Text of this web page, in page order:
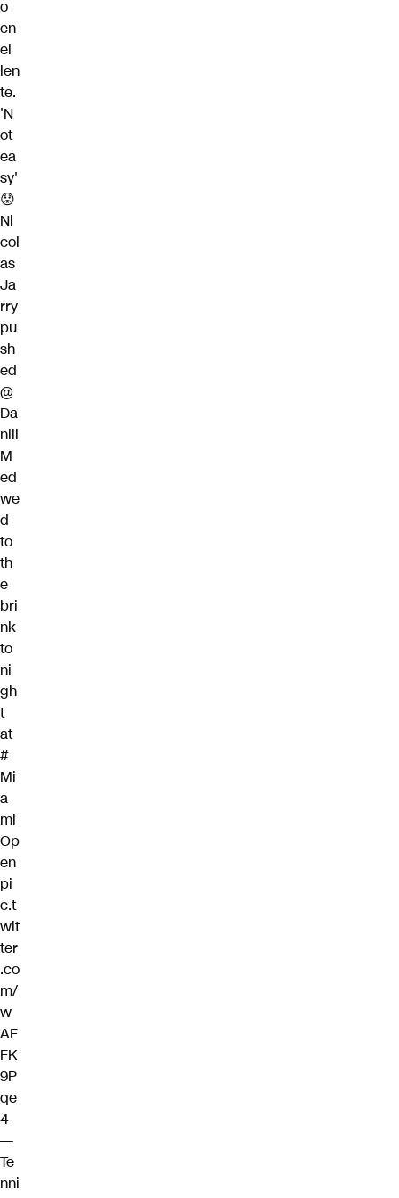
o
en
el
len
te.
'N
ot
ea
sy'
😟
Ni
col
as
Ja
rry
pu
sh
ed
@
Da
niil
M
ed
we
d
to
th
e
bri
nk
to
ni
gh
t
at
#
Mi
a
mi
Op
en
pi
c.t
wit
ter
.co
m/
w
AF
FK
9P
qe
4
—
Te
nni